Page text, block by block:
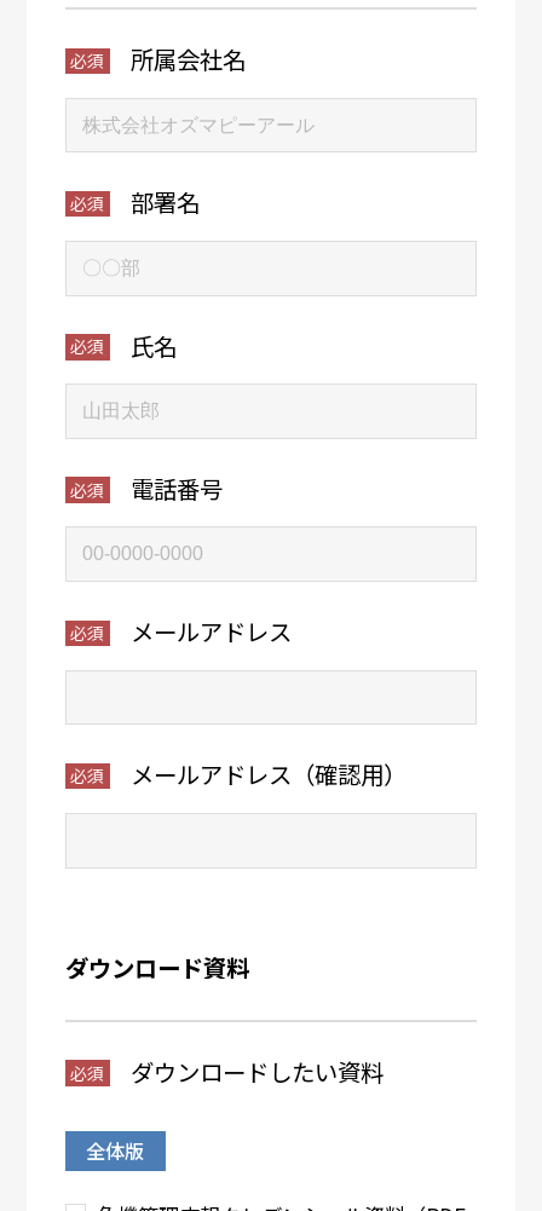
所属会社名
部署名
氏名
電話番号
メールアドレス
メールアドレス（確認用）
ダウンロード資料
ダウンロードしたい資料
全体版